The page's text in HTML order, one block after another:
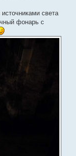
света
фонарь с